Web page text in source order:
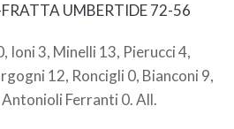
UMBERTIDE 72-56
Ioni 3, Minelli 13, Pierucci 4,
12, Roncigli 0, Bianconi 9,
Ferranti 0. All.